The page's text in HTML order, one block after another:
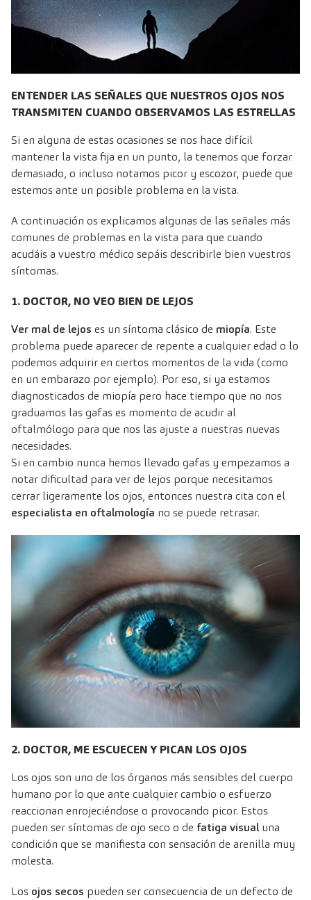
ENTENDER LAS SEÑALES QUE NUESTROS OJOS NOS
TRANSMITEN CUANDO OBSERVAMOS LAS ESTRELLAS
Si en alguna de estas ocasiones se nos hace difícil
mantener la vista fija en un punto, la tenemos que forzar
demasiado, o incluso notamos picor y escozor, puede que
estemos ante un posible problema en la vista.
A continuación os explicamos algunas de las señales más
comunes de problemas en la vista para que cuando
acudáis a vuestro médico sepáis describirle bien vuestros
síntomas.
1. DOCTOR, NO VEO BIEN DE LEJOS
Ver mal de lejos es un síntoma clásico de miopía. Este
problema puede aparecer de repente a cualquier edad o lo
podemos adquirir en ciertos momentos de la vida (como
en un embarazo por ejemplo). Por eso, si ya estamos
diagnosticados de miopía pero hace tiempo que no nos
graduamos las gafas es momento de acudir al
oftalmólogo para que nos las ajuste a nuestras nuevas
necesidades.
Si en cambio nunca hemos llevado gafas y empezamos a
notar dificultad para ver de lejos porque necesitamos
cerrar ligeramente los ojos, entonces nuestra cita con el
especialista en oftalmología no se puede retrasar.
2. DOCTOR, ME ESCUECEN Y PICAN LOS OJOS
Los ojos son uno de los órganos más sensibles del cuerpo
humano por lo que ante cualquier cambio o esfuerzo
reaccionan enrojeciéndose o provocando picor. Estos
pueden ser síntomas de ojo seco o de fatiga visual una
condición que se manifiesta con sensación de arenilla muy
molesta.
Los ojos secos pueden ser consecuencia de un defecto de